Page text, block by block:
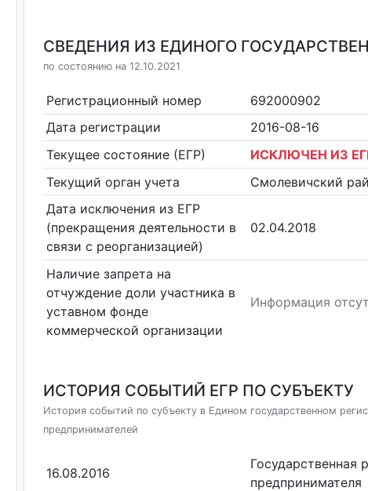
СВЕДЕНИЯ ИЗ ЕДИНОГО
по состоянию на 12.10.2021
Регистрационный номер
692000902
Дата регистрации
2016-08-16
Текущее состояние (ЕГР)
ИСКЛЮЧЕН ИЗ
Текущий орган учета
Смолевичский
Дата исключения из ЕГР
(прекращения деятельности в
связи с реорганизацией)
02.04.2018
Наличие запрета на
отчуждение доли участника в
уставном фонде
коммерческой организации
Информация
ИСТОРИЯ СОБЫТИЙ ЕГР ПО СУБЪЕКТУ
История событий по субъекту в Едином государственном
предпринимателей
16.08.2016
Государственная
предпринимателя